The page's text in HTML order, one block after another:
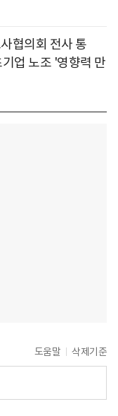
협의회 전사 통
업 노조 '영향력 만
도움말 삭제기준